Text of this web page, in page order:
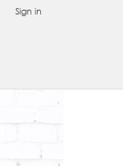
Sign in